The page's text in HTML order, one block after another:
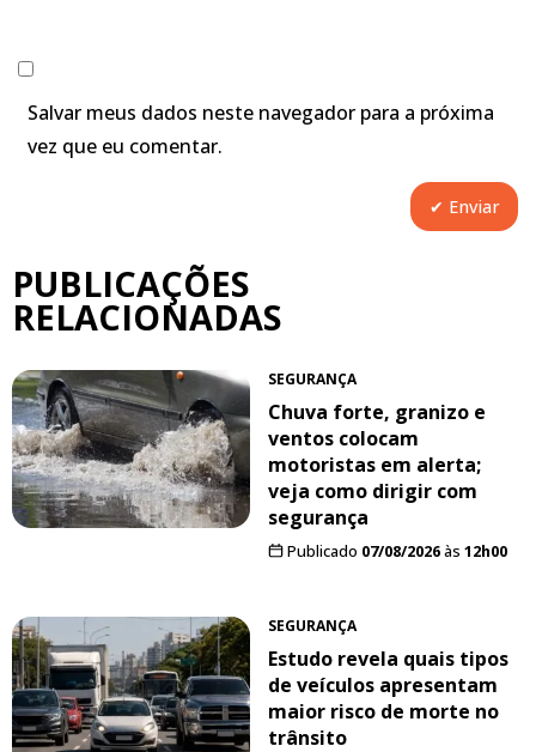
Salvar meus dados neste navegador para a próxima
vez que eu comentar.
PUBLICAÇÕES
RELACIONADAS
SEGURANÇA
Chuva forte, granizo e
ventos colocam
motoristas em alerta;
veja como dirigir com
segurança
Publicado 07/08/2026às 12h00
SEGURANÇA
Estudo revela quais tipos
de veículos apresentam
maior risco de morte no
trânsito